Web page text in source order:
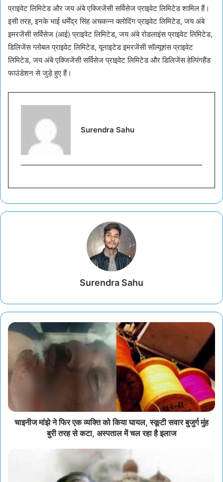
प्राइवेट लिमिटेड और जय अंबे एक्जिजेंसी सर्विसेज प्राइवेट लिमिटेड शामिल हैं।
इसी तरह, इनके भाई धर्मेंद्र सिंह अचकन्न क्लोदिंग प्राइवेट लिमिटेड, जय अंबे
इमरजेंसी सर्विसेज (आई) प्राइवेट लिमिटेड, जय अंबे रोडलाइंस प्राइवेट लिमिटेड,
डिलिजेंस ग्लोबल प्राइवेट लिमिटेड, यूनाइटेड इमरजेंसी सॉल्यूशंस प्राइवेट
लिमिटेड, जय अंबे एक्जिजेंसी सर्विसेज प्राइवेट लिमिटेड और डिलिजेंस हेल्पिंगहैंड
फाउंडेशन से जुड़े हुए हैं।
Surendra Sahu
Surendra Sahu
चाइनीज मांझे ने फिर एक व्यक्ति को किया घायल, स्कूटी सवार बुजुर्ग मुंह
बुरी तरह से कटा, अस्पताल में चल रहा है इलाज